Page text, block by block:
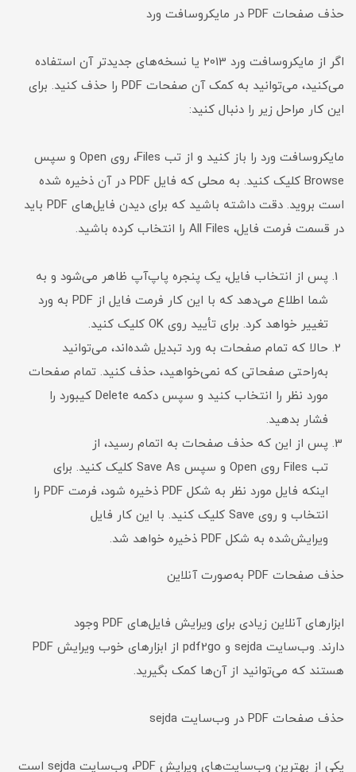
حذف صفحات PDF در مایکروسافت ورد
اگر از مایکروسافت ورد 2013 یا نسخه‌های جدیدتر آن استفاده
می‌کنید، می‌توانید به کمک آن صفحات PDF را حذف کنید. برای
این کار مراحل زیر را دنبال کنید:
مایکروسافت ورد را باز کنید و از تب Files، روی Open و سپس
Browse کلیک کنید. به محلی که فایل PDF در آن ذخیره شده
است بروید. دقت داشته باشید که برای دیدن فایل‌های PDF باید
در قسمت فرمت فایل‌، All Files را انتخاب کرده باشید.
پس از انتخاب فایل، یک پنجره پاپ‌آپ ظاهر می‌شود و به
شما اطلاع می‌دهد که با این کار فرمت فایل از PDF به ورد
تغییر خواهد کرد. برای تأیید روی OK کلیک کنید.
حالا که تمام صفحات به ورد تبدیل شده‌اند، می‌توانید
به‌راحتی صفحاتی که نمی‌خواهید، حذف کنید. تمام صفحات
مورد نظر را انتخاب کنید و سپس دکمه Delete کیبورد را
فشار بدهید.
پس از این که حذف صفحات به اتمام رسید، از
تب Files روی Open و سپس Save As کلیک کنید. برای
اینکه فایل مورد نظر به شکل PDF ذخیره شود، فرمت PDF را
انتخاب و روی Save کلیک کنید. با این کار فایل
ویرایش‌شده به شکل PDF ذخیره خواهد شد.
حذف صفحات PDF به‌صورت آنلاین
ابزارهای آنلاین زیادی برای ویرایش فایل‌های PDF وجود
دارند. وب‌سایت sejda و pdf2go از ابزارهای خوب ویرایش PDF
هستند که می‌توانید از آن‌ها کمک بگیرید.
حذف صفحات PDF در وب‌سایت sejda
یکی از بهترین‌ وب‌سایت‌های ویرایش PDF، وب‌سایت sejda است